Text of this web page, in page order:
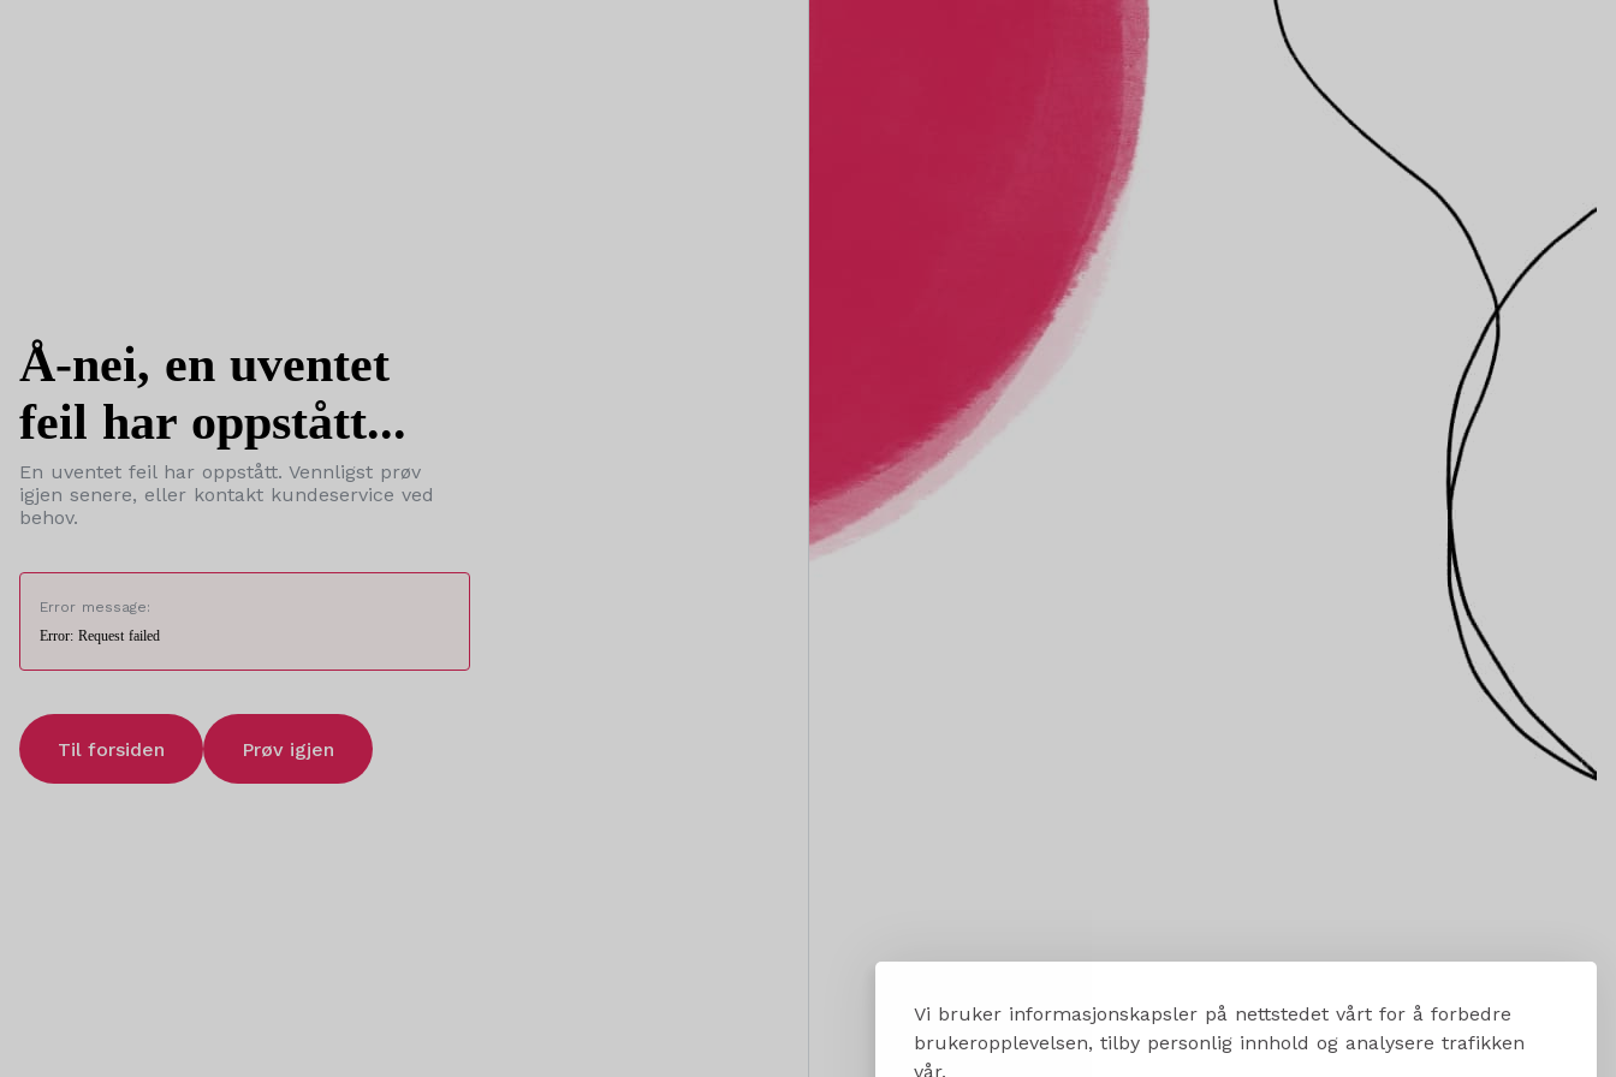
Vi bruker informasjonskapsler på nettstedet vårt for å forbedre
brukeropplevelsen, tilby personlig innhold og analysere trafikken
vår.
Å-nei, en uventet
feil har oppstått...
En uventet feil har oppstått. Vennligst prøv
igjen senere, eller kontakt kundeservice ved
behov.
Error message:
Error: Request failed
Til forsiden Prøv igjen